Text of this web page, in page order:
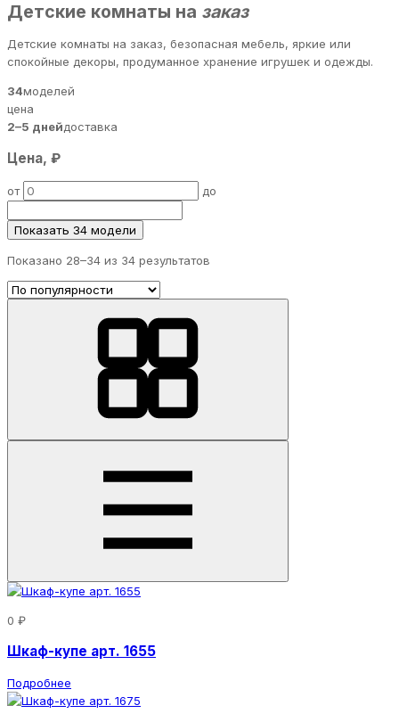
Детские комнаты на заказ
Детские комнаты на заказ, безопасная мебель, яркие или
спокойные декоры, продуманное хранение игрушек и одежды.
34моделей
цена
2–5 днейдоставка
Цена, ₽
от до
Показать 34 модели
Показано 28–34 из 34 результатов
0 ₽
Шкаф-купе арт. 1655
Подробнее